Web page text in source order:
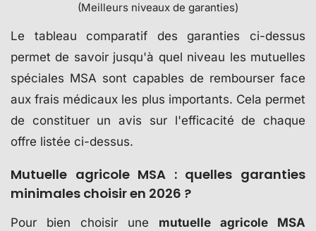
(Meilleurs niveaux de garanties)
Le tableau comparatif des garanties ci-dessus
permet de savoir jusqu'à quel niveau les mutuelles
spéciales MSA sont capables de rembourser face
aux frais médicaux les plus importants. Cela permet
de constituer un avis sur l'efficacité de chaque
offre listée ci-dessus.
Mutuelle agricole MSA : quelles garanties
minimales choisir en 2026 ?
Pour bien choisir une mutuelle agricole MSA